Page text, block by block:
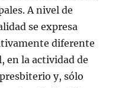
A nivel de
se expresa
diferente
en la actividad de
y, sólo